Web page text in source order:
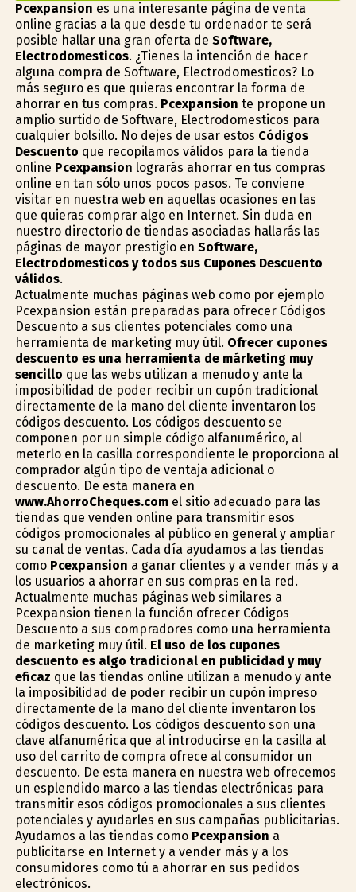
Pcexpansion es una interesante página de venta
online gracias a la que desde tu ordenador te será
posible hallar una gran oferta de Software,
Electrodomesticos. ¿Tienes la intención de hacer
alguna compra de Software, Electrodomesticos? Lo
más seguro es que quieras encontrar la forma de
ahorrar en tus compras. Pcexpansion te propone un
amplio surtido de Software, Electrodomesticos para
cualquier bolsillo. No dejes de usar estos Códigos
Descuento que recopilamos válidos para la tienda
online Pcexpansion lograrás ahorrar en tus compras
online en tan sólo unos pocos pasos. Te conviene
visitar en nuestra web en aquellas ocasiones en las
que quieras comprar algo en Internet. Sin duda en
nuestro directorio de tiendas asociadas hallarás las
páginas de mayor prestigio en Software,
Electrodomesticos y todos sus Cupones Descuento
válidos.
Actualmente muchas páginas web como por ejemplo
Pcexpansion están preparadas para ofrecer Códigos
Descuento a sus clientes potenciales como una
herramienta de marketing muy útil. Ofrecer cupones
descuento es una herramienta de márketing muy
sencillo que las webs utilizan a menudo y ante la
imposibilidad de poder recibir un cupón tradicional
directamente de la mano del cliente inventaron los
códigos descuento. Los códigos descuento se
componen por un simple código alfanumérico, al
meterlo en la casilla correspondiente le proporciona al
comprador algún tipo de ventaja adicional o
descuento. De esta manera en
www.AhorroCheques.comel sitio adecuado para las
tiendas que venden online para transmitir esos
códigos promocionales al público en general y ampliar
su canal de ventas. Cada día ayudamos a las tiendas
como Pcexpansion a ganar clientes y a vender más y a
los usuarios a ahorrar en sus compras en la red.
Actualmente muchas páginas web similares a
Pcexpansion tienen la función ofrecer Códigos
Descuento a sus compradores como una herramienta
de marketing muy útil. El uso de los cupones
descuento es algo tradicional en publicidad y muy
eficaz que las tiendas online utilizan a menudo y ante
la imposibilidad de poder recibir un cupón impreso
directamente de la mano del cliente inventaron los
códigos descuento. Los códigos descuento son una
clave alfanumérica que al introducirse en la casilla al
uso del carrito de compra ofrece al consumidor un
descuento. De esta manera en nuestra web ofrecemos
un esplendido marco a las tiendas electrónicas para
transmitir esos códigos promocionales a sus clientes
potenciales y ayudarles en sus campañas publicitarias.
Ayudamos a las tiendas como Pcexpansion a
publicitarse en Internet y a vender más y a los
consumidores como tú a ahorrar en sus pedidos
electrónicos.